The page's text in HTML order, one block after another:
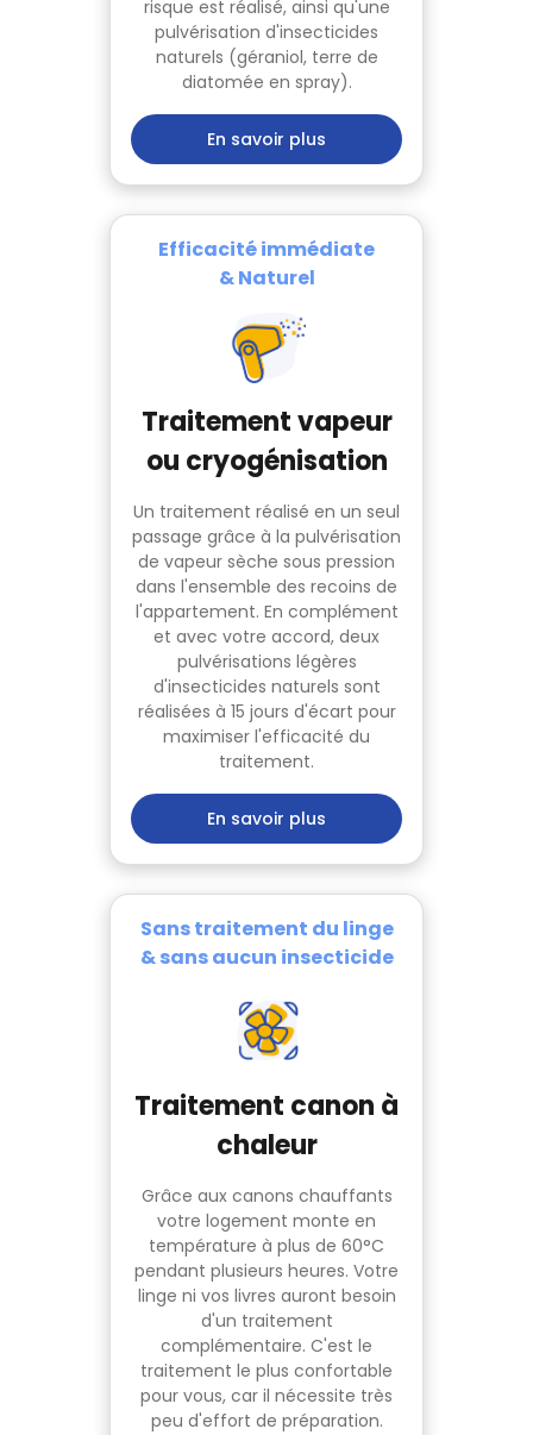
risque est réalisé, ainsi qu'une
pulvérisation d'insecticides
naturels (géraniol, terre de
diatomée en spray).
En savoir plus
Efficacité immédiate
& Naturel
Traitement vapeur
ou cryogénisation
Un traitement réalisé en un seul
passage grâce à la pulvérisation
de vapeur sèche sous pression
dans l'ensemble des recoins de
l'appartement. En complément
et avec votre accord, deux
pulvérisations légères
d'insecticides naturels sont
réalisées à 15 jours d'écart pour
maximiser l'efficacité du
traitement.
En savoir plus
Sans traitement du linge
& sans aucun insecticide
Traitement canon à
chaleur
Grâce aux canons chauffants
votre logement monte en
température à plus de 60°C
pendant plusieurs heures. Votre
linge ni vos livres auront besoin
d'un traitement
complémentaire. C'est le
traitement le plus confortable
pour vous, car il nécessite très
peu d'effort de préparation.